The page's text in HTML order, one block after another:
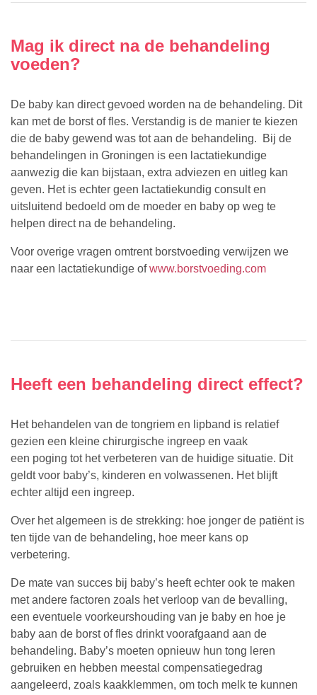
Mag ik direct na de behandeling
voeden?
De baby kan direct gevoed worden na de behandeling. Dit
kan met de borst of fles. Verstandig is de manier te kiezen
die de baby gewend was tot aan de behandeling. Bij de
behandelingen in Groningen is een lactatiekundige
aanwezig die kan bijstaan, extra adviezen en uitleg kan
geven. Het is echter geen lactatiekundig consult en
uitsluitend bedoeld om de moeder en baby op weg te
helpen direct na de behandeling.
Voor overige vragen omtrent borstvoeding verwijzen we
naar een lactatiekundige ofwww.borstvoeding.com
Heeft een behandeling direct effect?
Het behandelen van de tongriem en lipband is relatief
gezien een kleine chirurgische ingreep en vaak
een poging tot het verbeteren van de huidige situatie. Dit
geldt voor baby’s, kinderen en volwassenen. Het blijft
echter altijd een ingreep.
Over het algemeen is de strekking: hoe jonger de patiënt is
ten tijde van de behandeling, hoe meer kans op
verbetering.
De mate van succes bij baby’s heeft echter ook te maken
met andere factoren zoals het verloop van de bevalling,
een eventuele voorkeurshouding van je baby en hoe je
baby aan de borst of fles drinkt voorafgaand aan de
behandeling. Baby’s moeten opnieuw hun tong leren
gebruiken en hebben meestal compensatiegedrag
aangeleerd, zoals kaakklemmen, om toch melk te kunnen